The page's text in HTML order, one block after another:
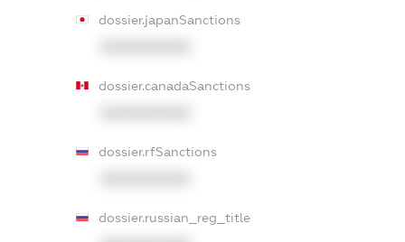
dossier.japanSanctions
dossier.canadaSanctions
dossier.rfSanctions
dossier.russian_reg_title